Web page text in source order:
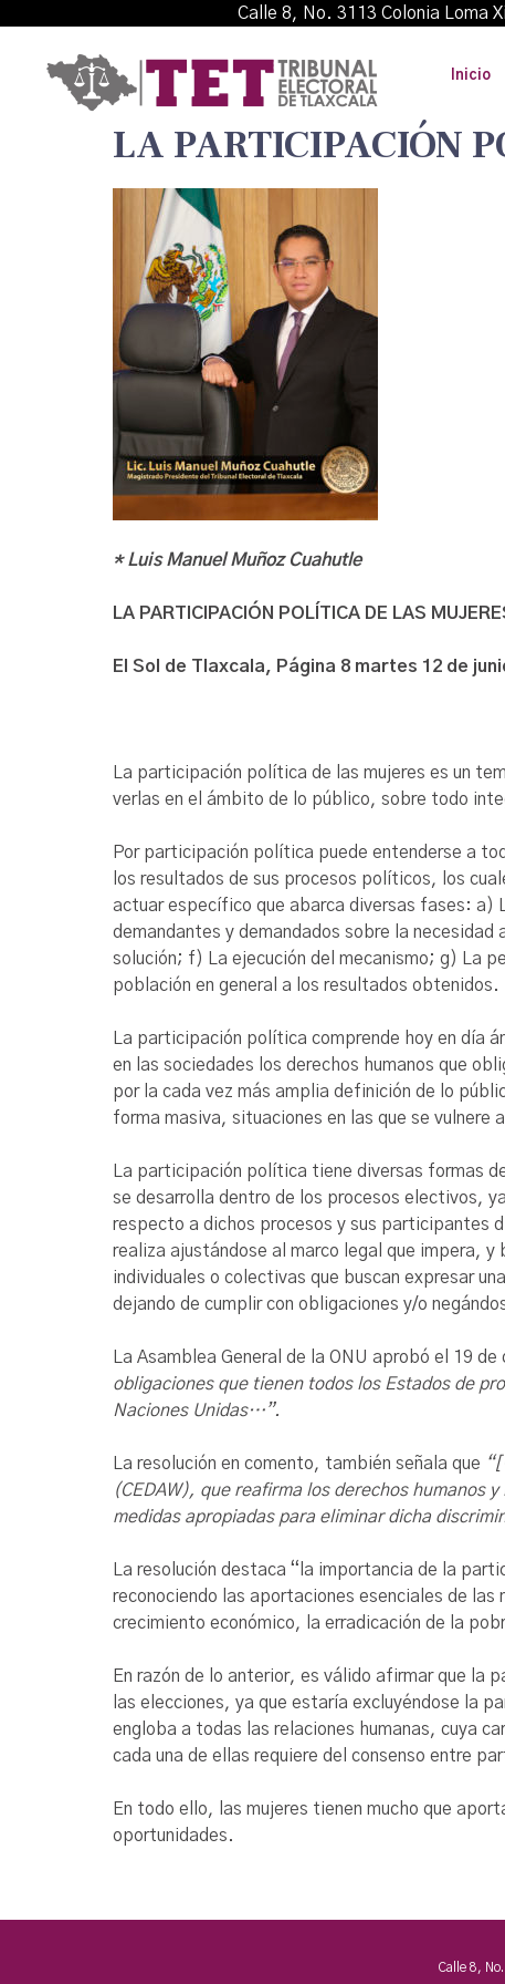
Calle 8, No. 3113 Colonia
Inicio
LA PARTICIPACIÓN
* Luis Manuel Muñoz Cuahutle
LA PARTICIPACIÓN POLÍTICA DE LAS
El Sol de Tlaxcala, Página 8 martes 12 de
La participación política de las mujeres es un
verlas en el ámbito de lo público, sobre todo
Por participación política puede entenderse a
los resultados de sus procesos políticos, los
actuar específico que abarca diversas fases: a)
demandantes y demandados sobre la
solución; f) La ejecución del mecanismo; g) La
población en general a los resultados obtenidos.
La participación política comprende hoy en día
en las sociedades los derechos humanos que
por la cada vez más amplia definición de lo
forma masiva, situaciones en las que se vulnere
La participación política tiene diversas formas
se desarrolla dentro de los procesos electivos,
respecto a dichos procesos y sus participantes
realiza ajustándose al marco legal que impera,
individuales o colectivas que buscan expresar
dejando de cumplir con obligaciones y/o
La Asamblea General de la ONU aprobó el 19
obligaciones que tienen todos los Estados de
Naciones Unidas…”.
La resolución en comento, también señala que
(CEDAW), que reafirma los derechos humanos
medidas apropiadas para eliminar dicha
La resolución destaca “la importancia de la
reconociendo las aportaciones esenciales de
crecimiento económico, la erradicación de la
En razón de lo anterior, es válido afirmar que la
las elecciones, ya que estaría excluyéndose la
engloba a todas las relaciones humanas, cuya
cada una de ellas requiere del consenso entre
En todo ello, las mujeres tienen mucho que
oportunidades.
Calle 8,